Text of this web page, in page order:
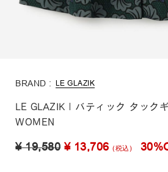
BRAND : LE GLAZIK
LE GLAZIK | バティック タック
WOMEN
¥ 19,580 ¥ 13,706 (税込)